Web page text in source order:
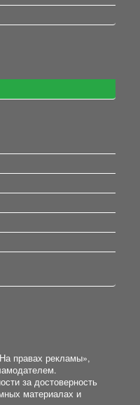
правах рекламы»,
за достоверность
материалах и